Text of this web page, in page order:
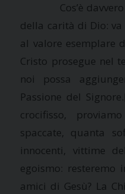
Cos’è davvero
della carità di Dio:
al valore esemplare
Cristo prosegue nel
noi possa
Passione del Signore.
crocifisso,
spaccate, quanta
innocenti, vittime
egoismo: resteremo
amici di Gesù? La